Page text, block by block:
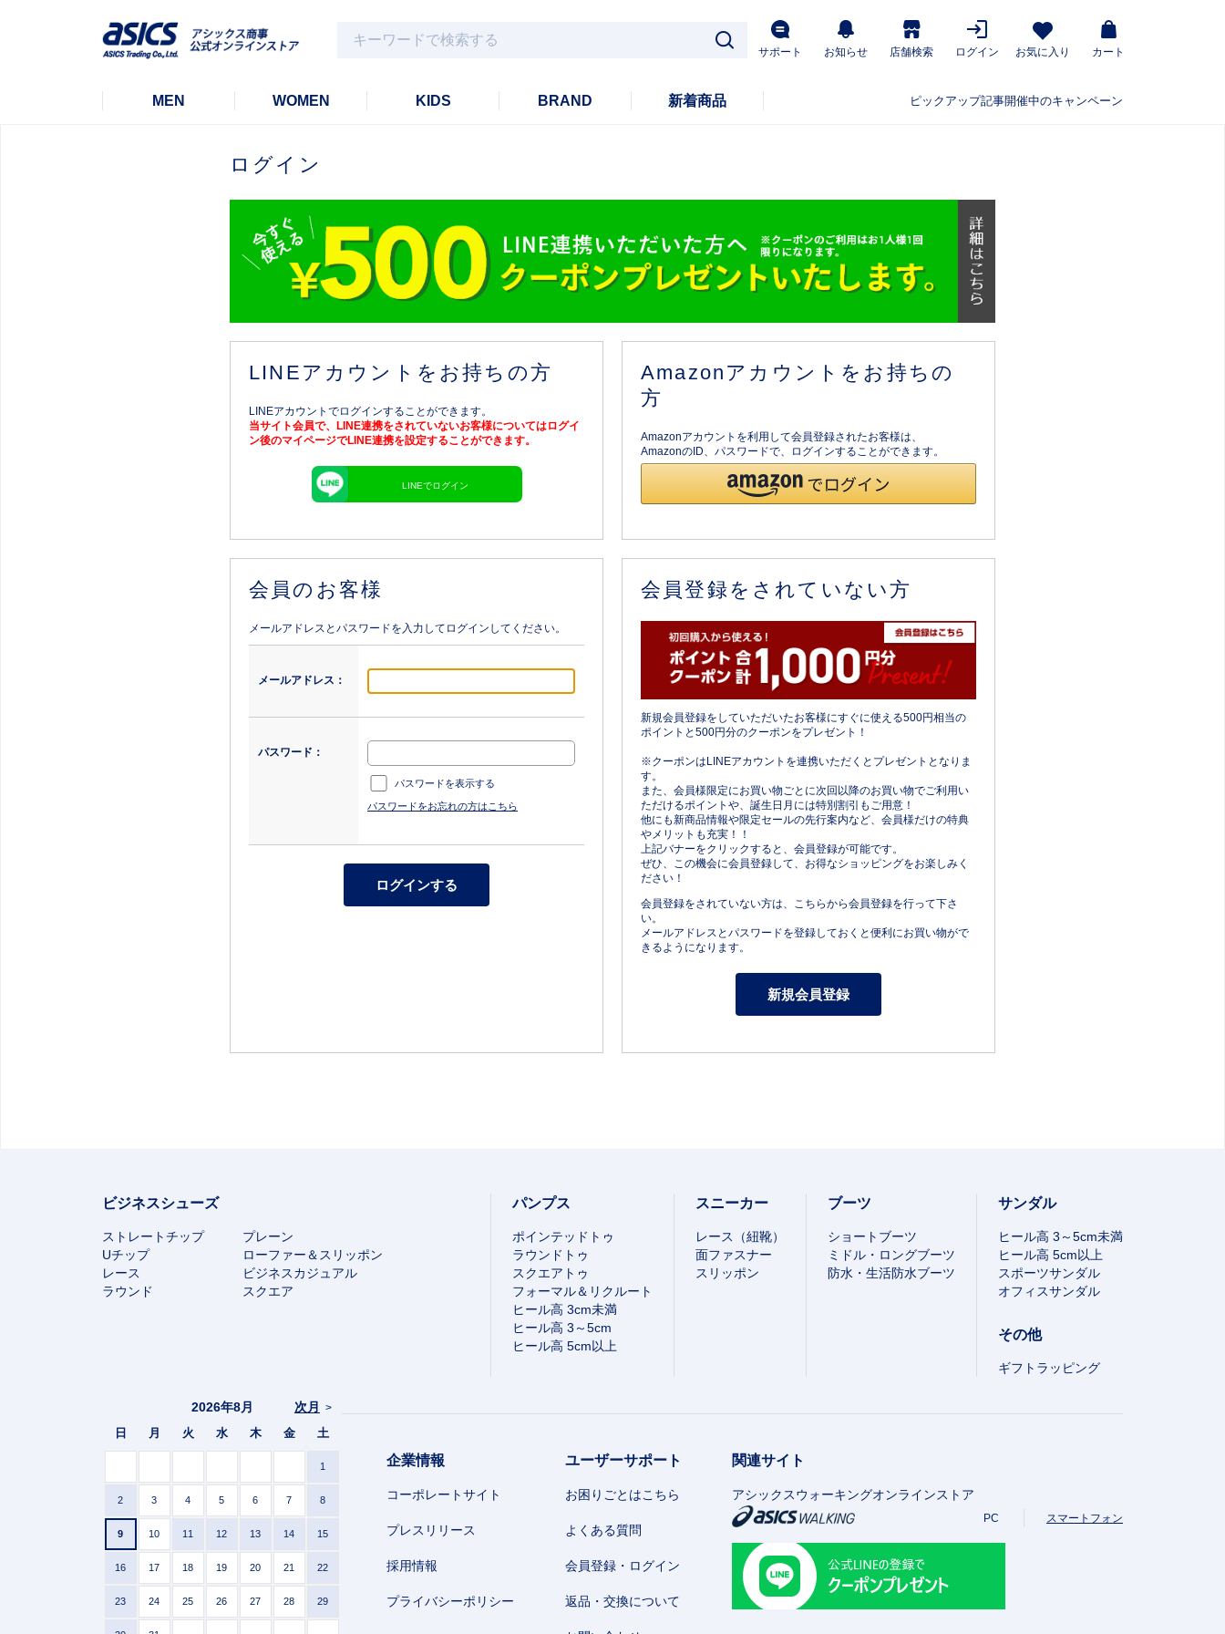
サポート お知らせ 店舗検索 ログイン お気に入り カート
MEN WOMEN KIDS BRAND 新着商品 ピックアップ記事開催中のキャンペーン
ログイン
LINEアカウントをお持ちの方
LINEアカウントでログインすることができます。
当サイト会員で、LINE連携をされていないお客様についてはログイ
ン後のマイページでLINE連携を設定することができます。
LINEでログイン
Amazonアカウントをお持ちの
方
Amazonアカウントを利用して会員登録されたお客様は、
AmazonのID、パスワードで、ログインすることができます。
会員のお客様
メールアドレスとパスワードを入力してログインしてください。
メールアドレス：
パスワード：
パスワードを表示する
パスワードをお忘れの方はこちら
会員登録をされていない方
新規会員登録をしていただいたお客様にすぐに使える500円相当の
ポイントと500円分のクーポンをプレゼント！
※クーポンはLINEアカウントを連携いただくとプレゼントとなりま
す。
また、会員様限定にお買い物ごとに次回以降のお買い物でご利用い
ただけるポイントや、誕生日月には特別割引もご用意！
他にも新商品情報や限定セールの先行案内など、会員様だけの特典
やメリットも充実！！
上記バナーをクリックすると、会員登録が可能です。
ぜひ、この機会に会員登録して、お得なショッピングをお楽しみく
ださい！
会員登録をされていない方は、こちらから会員登録を行って下さ
い。
メールアドレスとパスワードを登録しておくと便利にお買い物がで
きるようになります。
ビジネスシューズ
ストレートチップ
プレーン
Uチップ
ローファー＆スリッポン
レース
ビジネスカジュアル
ラウンド
スクエア
パンプス
ポインテッドトゥ
ラウンドトゥ
スクエアトゥ
フォーマル＆リクルート
ヒール高 3cm未満
ヒール高 3～5cm
ヒール高 5cm以上
スニーカー
レース（紐靴）
面ファスナー
スリッポン
ブーツ
ショートブーツ
ミドル・ロングブーツ
防水・生活防水ブーツ
サンダル
ヒール高 3～5cm未満
ヒール高 5cm以上
スポーツサンダル
オフィスサンダル
その他
ギフトラッピング
次月 >
2026年8月
日 月 火 水 木 金 土
1
2 3 4 5 6 7 8
9 10 11 12 13 14 15
16 17 18 19 20 21 22
23 24 25 26 27 28 29
企業情報
コーポレートサイト
プレスリリース
採用情報
プライバシーポリシー
ユーザーサポート
お困りごとはこちら
よくある質問
会員登録・ログイン
返品・交換について
関連サイト
アシックスウォーキングオンラインストア
PC スマートフォン